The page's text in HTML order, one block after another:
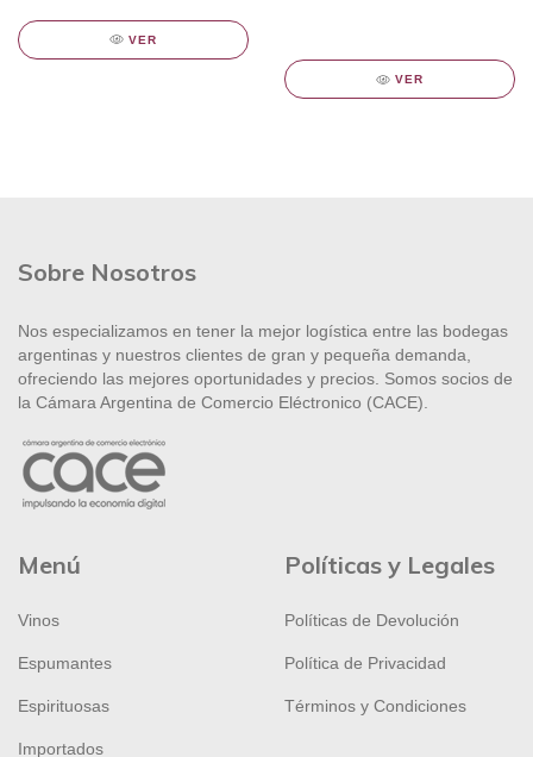
VER
VER
Sobre Nosotros
Nos especializamos en tener la mejor logística entre las bodegas
argentinas y nuestros clientes de gran y pequeña demanda,
ofreciendo las mejores oportunidades y precios. Somos socios de
la Cámara Argentina de Comercio Eléctronico (CACE).
Menú
Vinos
Espumantes
Espirituosas
Importados
Políticas y Legales
Políticas de Devolución
Política de Privacidad
Términos y Condiciones